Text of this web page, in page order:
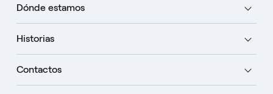
Dónde estamos
Historias
Contactos